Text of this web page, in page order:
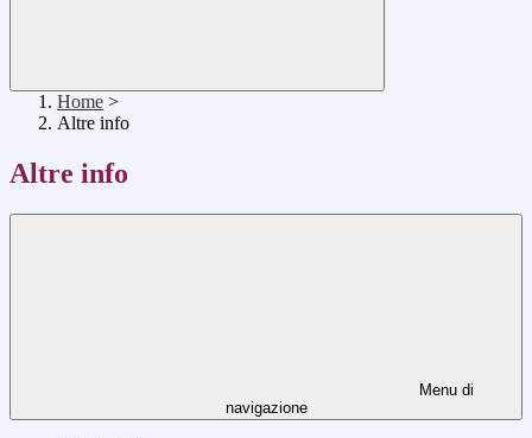
Home >
Altre info
Altre info
Menu di
navigazione